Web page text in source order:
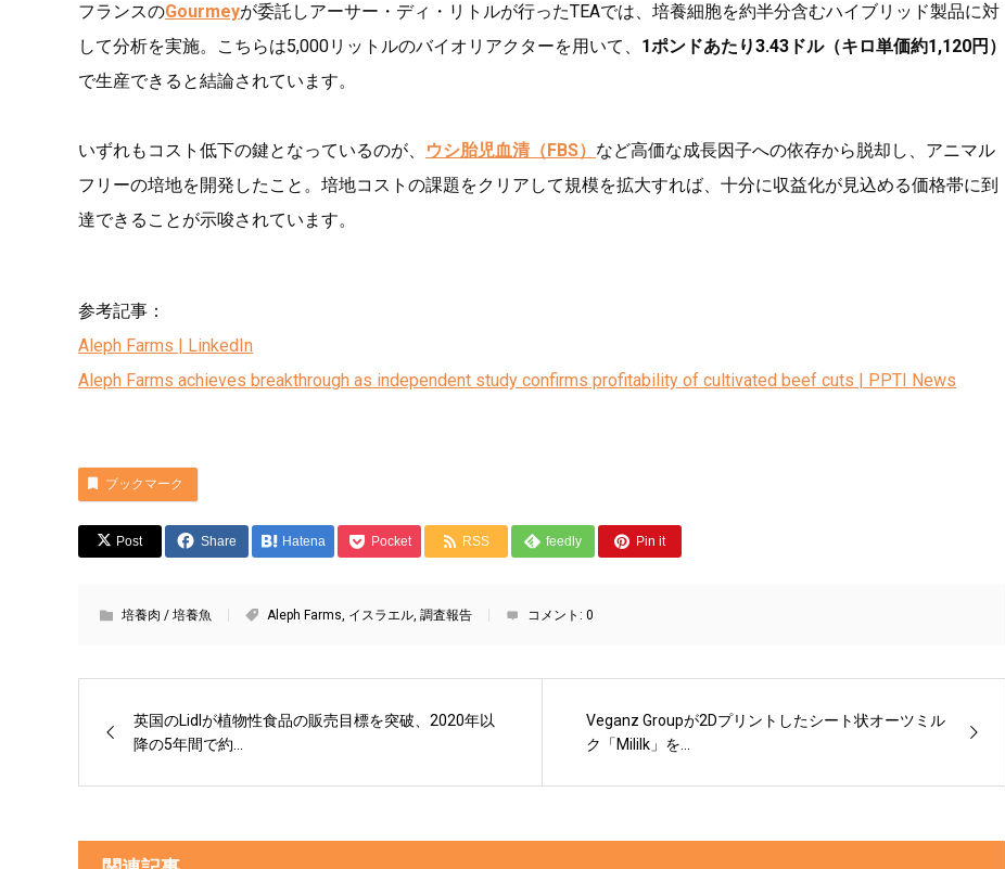
フランスのGourmeyが委託しアーサー・ディ・リトルが行ったTEAでは、培養細胞を約半分含むハイブリッド製品に対
して分析を実施。こちらは5,000リットルのバイオリアクターを用いて、 1ポンドあたり3.43ドル（キロ単価約1,120円）
で生産できると結論されています。
いずれもコスト低下の鍵となっているのが、 ウシ胎児血清（FBS） など高価な成長因子への依存から脱却し、アニマル
フリーの培地を開発したこと。培地コストの課題をクリアして規模を拡大すれば、十分に収益化が見込める価格帯に到
達できることが示唆されています。
参考記事：
Aleph Farms | LinkedIn
Aleph Farms achieves breakthrough as independent study confirms profitability of cultivated beef cuts | PPTI News
ブックマーク
Post Share Hatena Pocket RSS feedly Pin it
培養肉 / 培養魚 Aleph Farms, イスラエル, 調査報告 コメント: 0
英国のLidlが植物性食品の販売目標を突破、2020年以
降の5年間で約...
Veganz Groupが2Dプリントしたシート状オーツミル
ク「Mililk」を...